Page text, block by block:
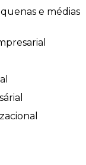
e médias